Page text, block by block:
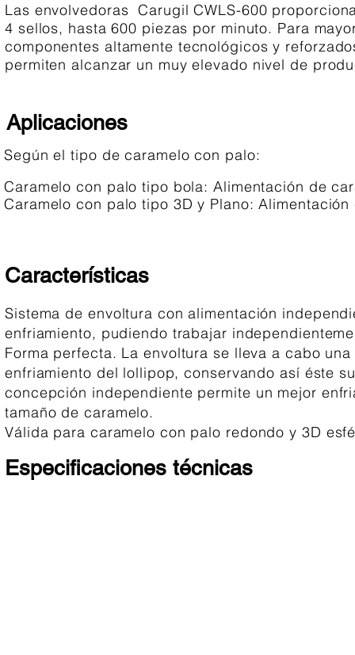
Las envolvedoras Carugil CWLS-600
4 sellos, hasta 600 piezas por minuto. Para
componentes altamente tecnológicos y
permiten alcanzar un muy elevado nivel de
Aplicaciones
Según el tipo de caramelo con palo:
Caramelo con palo tipo bola: Alimentación de
Caramelo con palo tipo 3D y Plano:
Características
Sistema de envoltura con alimentación
enfriamiento, pudiendo trabajar
Forma perfecta. La envoltura se lleva a cabo
enfriamiento del lollipop, conservando así éste
concepción independiente permite un mejor
tamaño de caramelo.
Válida para caramelo con palo redondo y 3D
Especificaciones técnicas